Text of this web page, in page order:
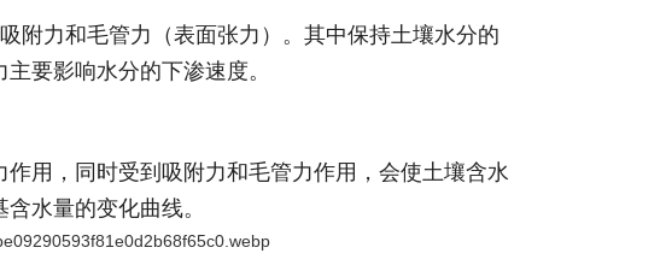
附力和毛管力（表面张力）。其中保持土壤水分的
要影响水分的下渗速度。
用，同时受到吸附力和毛管力作用，会使土壤含水
含水量的变化曲线。